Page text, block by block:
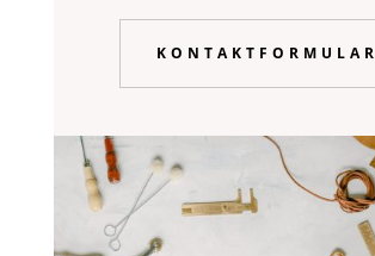
KONTAKTFORMULAR